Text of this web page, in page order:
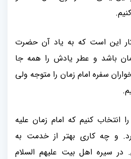
.
کار این است که به یاد آن حضرت
باشد و عطر یادش را همه جا
سفره امام زمان را متوجه ولی
.
انتخاب کنیم که امام زمان علیه
و چه کاری بهتر از خدمت به
سیره اهل بیت علیهم السلام